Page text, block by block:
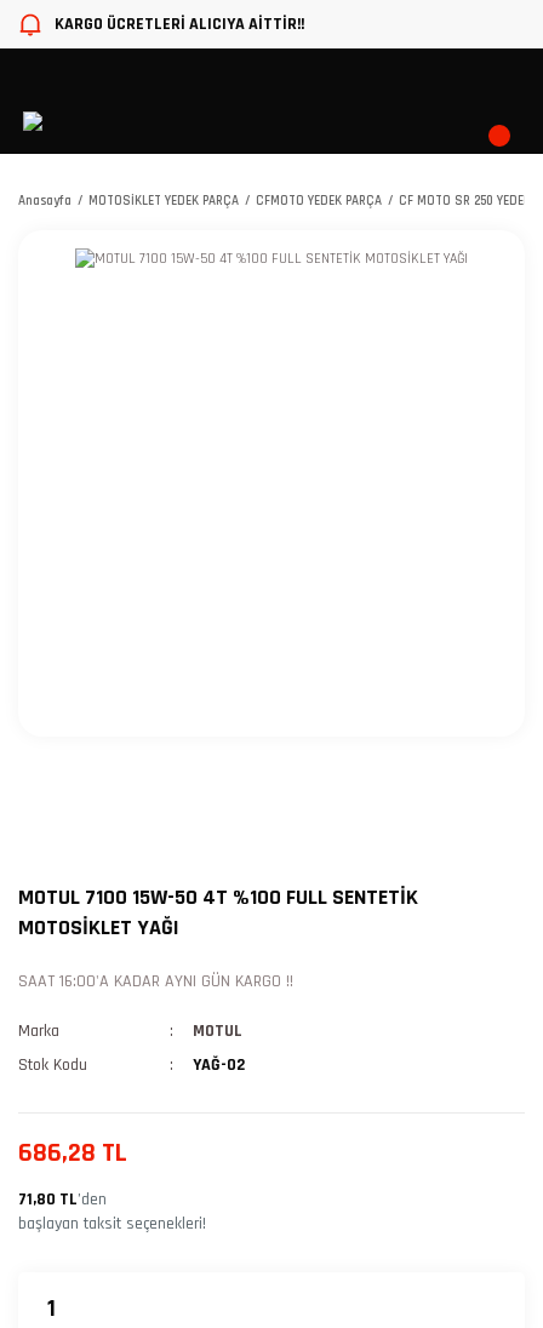
KARGO ÜCRETLERİ ALICIYA AİTTİR!!
Anasayfa MOTOSİKLET YEDEK PARÇA CFMOTO YEDEK PARÇA CF MOTO SR 250 YEDEK
MOTUL 7100 15W-50 4T %100 FULL SENTETİK
MOTOSİKLET YAĞI
SAAT 16:00'A KADAR AYNI GÜN KARGO !!
Marka
MOTUL
Stok Kodu
YAĞ-02
686,28 TL
71,80 TL’den
başlayan taksit seçenekleri!